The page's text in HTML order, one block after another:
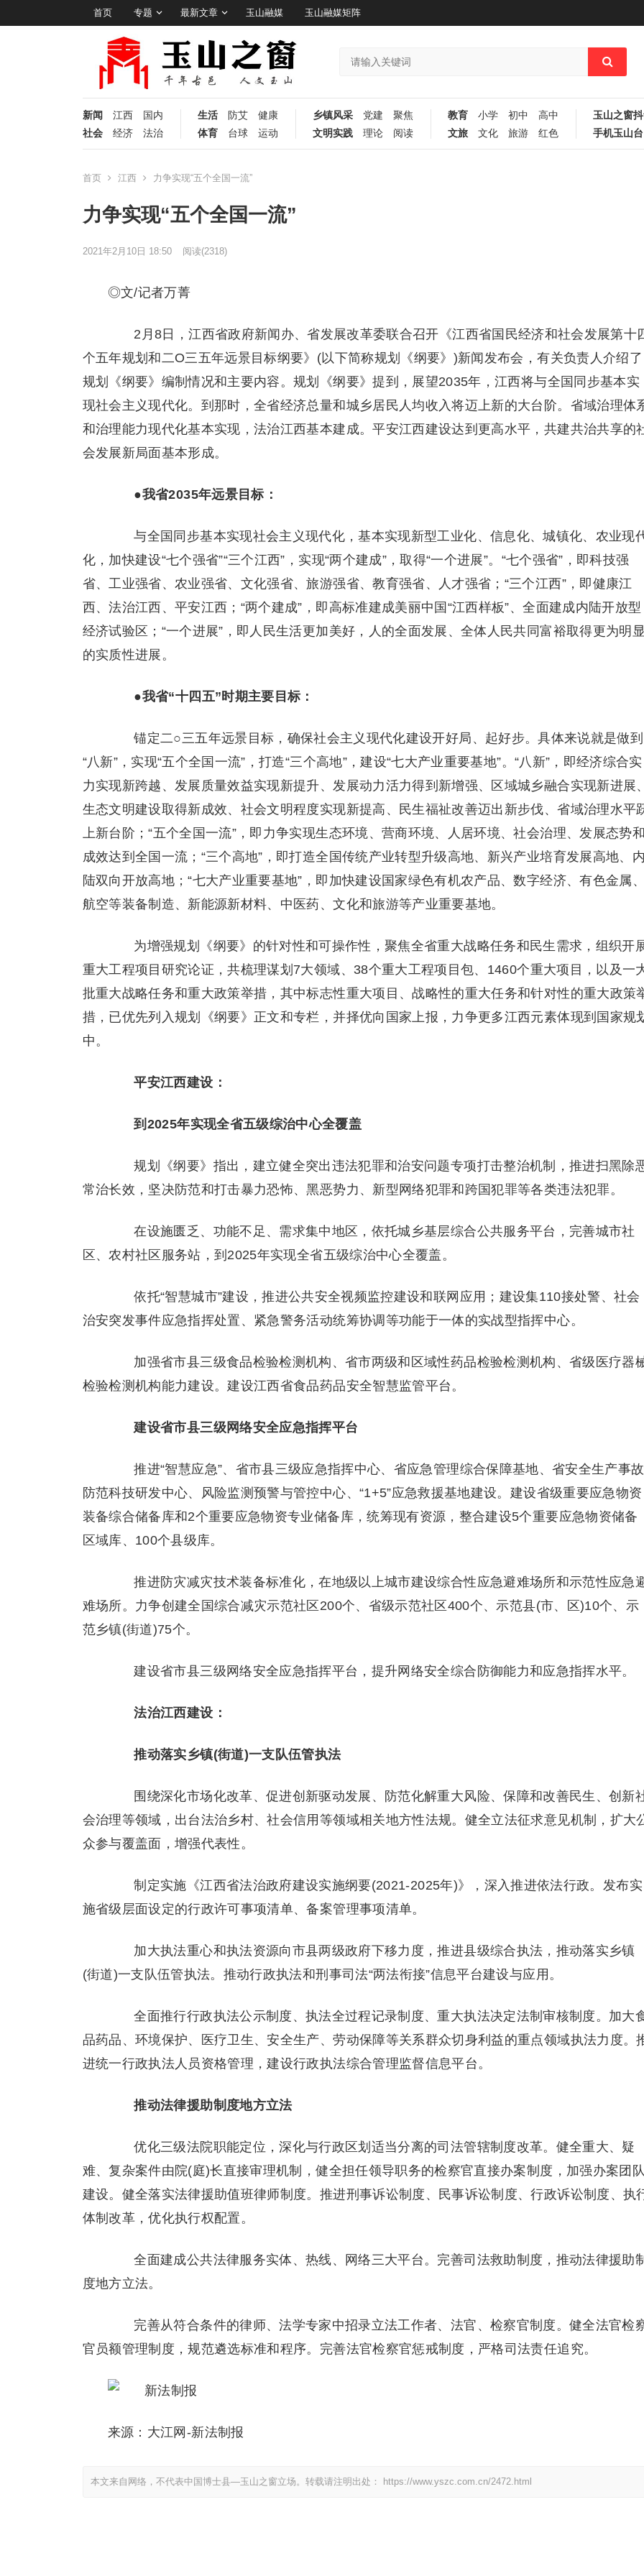
首页 专题 最新文章 玉山融媒 玉山融媒矩阵
新闻 江西
国内
社会
经济 法治
生活 防艾
健康
体育
台球 运动
乡镇风采 党建
聚焦
文明实践
理论 阅读
教育 小学 初中
高中
文旅
文化 旅游 红色
玉山之窗
手机玉山台
首页 江西 力争实现“五个全国一流”
力争实现“五个全国一流”
2021年2月10日 18:50 阅读(2318)
◎文/记者万菁
2月8日，江西省政府新闻办、省发展改革委联合召开《江西省国民经济和社会发展第十
个五年规划和二Ο三五年远景目标纲要》(以下简称规划《纲要》)新闻发布会，有关负责人介绍了
规划《纲要》编制情况和主要内容。规划《纲要》提到，展望2035年，江西将与全国同步基本实
现社会主义现代化。到那时，全省经济总量和城乡居民人均收入将迈上新的大台阶。省域治理体
和治理能力现代化基本实现，法治江西基本建成。平安江西建设达到更高水平，共建共治共享的
会发展新局面基本形成。
●我省2035年远景目标：
与全国同步基本实现社会主义现代化，基本实现新型工业化、信息化、城镇化、农业现
化，加快建设“七个强省”“三个江西”，实现“两个建成”，取得“一个进展”。“七个强省”，即科技强
省、工业强省、农业强省、文化强省、旅游强省、教育强省、人才强省；“三个江西”，即健康江
西、法治江西、平安江西；“两个建成”，即高标准建成美丽中国“江西样板”、全面建成内陆开放型
经济试验区；“一个进展”，即人民生活更加美好，人的全面发展、全体人民共同富裕取得更为明
的实质性进展。
●我省“十四五”时期主要目标：
锚定二○三五年远景目标，确保社会主义现代化建设开好局、起好步。具体来说就是做到
“八新”，实现“五个全国一流”，打造“三个高地”，建设“七大产业重要基地”。“八新”，即经济综合实
力实现新跨越、发展质量效益实现新提升、发展动力活力得到新增强、区域城乡融合实现新进展
生态文明建设取得新成效、社会文明程度实现新提高、民生福祉改善迈出新步伐、省域治理水平
上新台阶；“五个全国一流”，即力争实现生态环境、营商环境、人居环境、社会治理、发展态势
成效达到全国一流；“三个高地”，即打造全国传统产业转型升级高地、新兴产业培育发展高地、
陆双向开放高地；“七大产业重要基地”，即加快建设国家绿色有机农产品、数字经济、有色金属
航空等装备制造、新能源新材料、中医药、文化和旅游等产业重要基地。
为增强规划《纲要》的针对性和可操作性，聚焦全省重大战略任务和民生需求，组织开
重大工程项目研究论证，共梳理谋划7大领域、38个重大工程项目包、1460个重大项目，以及一
批重大战略任务和重大政策举措，其中标志性重大项目、战略性的重大任务和针对性的重大政策
措，已优先列入规划《纲要》正文和专栏，并择优向国家上报，力争更多江西元素体现到国家规
中。
平安江西建设：
到2025年实现全省五级综治中心全覆盖
规划《纲要》指出，建立健全突出违法犯罪和治安问题专项打击整治机制，推进扫黑除
常治长效，坚决防范和打击暴力恐怖、黑恶势力、新型网络犯罪和跨国犯罪等各类违法犯罪。
在设施匮乏、功能不足、需求集中地区，依托城乡基层综合公共服务平台，完善城市社
区、农村社区服务站，到2025年实现全省五级综治中心全覆盖。
依托“智慧城市”建设，推进公共安全视频监控建设和联网应用；建设集110接处警、社会
治安突发事件应急指挥处置、紧急警务活动统筹协调等功能于一体的实战型指挥中心。
加强省市县三级食品检验检测机构、省市两级和区域性药品检验检测机构、省级医疗器
检验检测机构能力建设。建设江西省食品药品安全智慧监管平台。
建设省市县三级网络安全应急指挥平台
推进“智慧应急”、省市县三级应急指挥中心、省应急管理综合保障基地、省安全生产事故
防范科技研发中心、风险监测预警与管控中心、“1+5”应急救援基地建设。建设省级重要应急物资
装备综合储备库和2个重要应急物资专业储备库，统筹现有资源，整合建设5个重要应急物资储备
区域库、100个县级库。
推进防灾减灾技术装备标准化，在地级以上城市建设综合性应急避难场所和示范性应急
难场所。力争创建全国综合减灾示范社区200个、省级示范社区400个、示范县(市、区)10个、示
范乡镇(街道)75个。
建设省市县三级网络安全应急指挥平台，提升网络安全综合防御能力和应急指挥水平。
法治江西建设：
推动落实乡镇(街道)一支队伍管执法
围绕深化市场化改革、促进创新驱动发展、防范化解重大风险、保障和改善民生、创新
会治理等领域，出台法治乡村、社会信用等领域相关地方性法规。健全立法征求意见机制，扩大
众参与覆盖面，增强代表性。
制定实施《江西省法治政府建设实施纲要(2021-2025年)》，深入推进依法行政。发布实
施省级层面设定的行政许可事项清单、备案管理事项清单。
加大执法重心和执法资源向市县两级政府下移力度，推进县级综合执法，推动落实乡镇
(街道)一支队伍管执法。推动行政执法和刑事司法“两法衔接”信息平台建设与应用。
全面推行行政执法公示制度、执法全过程记录制度、重大执法决定法制审核制度。加大
品药品、环境保护、医疗卫生、安全生产、劳动保障等关系群众切身利益的重点领域执法力度。
进统一行政执法人员资格管理，建设行政执法综合管理监督信息平台。
推动法律援助制度地方立法
优化三级法院职能定位，深化与行政区划适当分离的司法管辖制度改革。健全重大、疑
难、复杂案件由院(庭)长直接审理机制，健全担任领导职务的检察官直接办案制度，加强办案团
建设。健全落实法律援助值班律师制度。推进刑事诉讼制度、民事诉讼制度、行政诉讼制度、执
体制改革，优化执行权配置。
全面建成公共法律服务实体、热线、网络三大平台。完善司法救助制度，推动法律援助
度地方立法。
完善从符合条件的律师、法学专家中招录立法工作者、法官、检察官制度。健全法官检
官员额管理制度，规范遴选标准和程序。完善法官检察官惩戒制度，严格司法责任追究。
来源：大江网-新法制报
本文来自网络，不代表中国博士县—玉山之窗立场。转载请注明出处： https://www.yszc.com.cn/2472.html